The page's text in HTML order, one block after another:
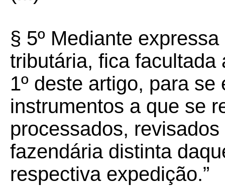
§ 5º Mediante
tributária, fica facultada
1º deste artigo, para
instrumentos a que se
processados,
fazendária distinta
respectiva expedição.”